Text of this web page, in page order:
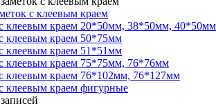
с клеевым краем
клеевым краем 20*50мм, 38*50мм, 40*50мм
клеевым краем 50*75мм
клеевым краем 51*51мм
клеевым краем 75*75мм, 76*76мм
клеевым краем 76*102мм, 76*127мм
клеевым краем фигурные